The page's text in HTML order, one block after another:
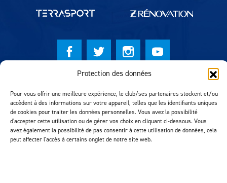
Protection des données
Pour vous offrir une meilleure expérience, le club/ses partenaires stockent et/ou
accèdent à des informations sur votre appareil, telles que les identifiants uniques
de cookies pour traiter les données personnelles. Vous avez la possibilité
d'accepter cette utilisation ou de gérer vos choix en cliquant ci-dessous. Vous
avez également la possibilité de pas consentir à cette utilisation de données, cela
peut affecter l'accès à certains onglet de notre site web.
Réalisation MTM Agency